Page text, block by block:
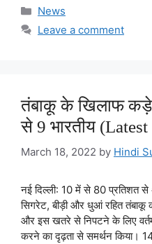
Categories
News
Leave a comment
तंबाकू के खिलाफ कड़े
से 9 भारतीय
March 18, 2022 by Hindi
नई दिल्ली: 10 में से 80 प्रतिशत से
सिगरेट, बीड़ी और धुआं रहित तंबाकू
और इस खतरे से निपटने के लिए
करने का दृढ़ता से समर्थन किया।